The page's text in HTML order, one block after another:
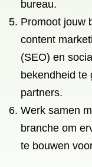
bureau.
Promoot jouw
content
(SEO) en
bekendheid te
partners.
Werk samen
branche om
te bouwen